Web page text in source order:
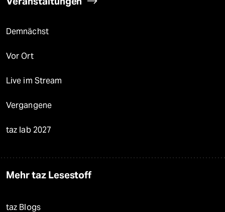
Demnächst
Vor Ort
Live im Stream
Vergangene
taz lab 2027
Mehr taz Lesestoff
taz Blogs